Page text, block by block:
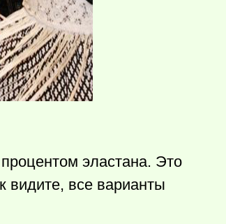
эластана. Это
видите, все варианты